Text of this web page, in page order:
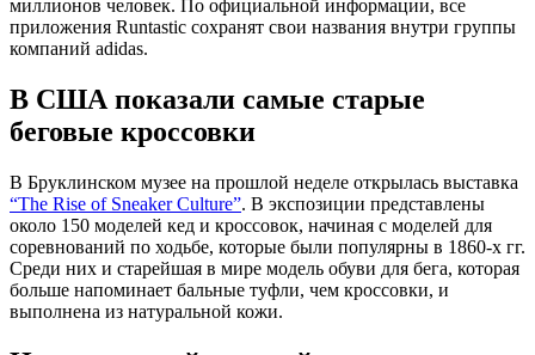
миллионов человек. По официальной информации, все
приложения Runtastic сохранят свои названия внутри группы
компаний adidas.
В США показали самые старые
беговые кроссовки
В Бруклинском музее на прошлой неделе открылась выставка
“The Rise of Sneaker Culture”. В экспозиции представлены
около 150 моделей кед и кроссовок, начиная с моделей для
соревнований по ходьбе, которые были популярны в 1860-х гг.
Среди них и старейшая в мире модель обуви для бега, которая
больше напоминает бальные туфли, чем кроссовки, и
выполнена из натуральной кожи.